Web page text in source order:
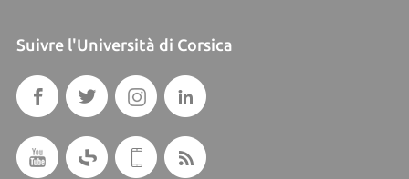
Suivre l'Università di Corsica